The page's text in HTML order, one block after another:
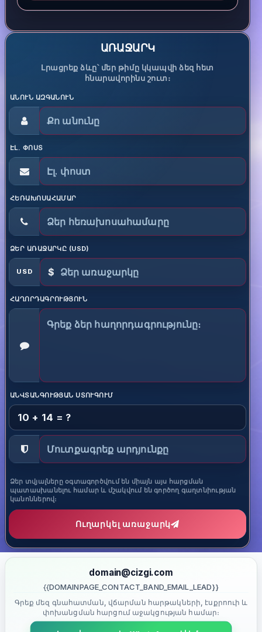
ԱՌԱՋԱՐԿ
Լրացրեք ձևը՝ մեր թիմը կկապվի ձեզ հետ
հնարավորինս շուտ։
ԱՆՈՒՆ ԱԶԳԱՆՈՒՆ
ԷԼ. ՓՈՍՏ
ՀԵՌԱԽՈՍԱՀԱՄԱՐ
ՁԵՐ ԱՌԱՋԱՐԿԸ (USD)
USD $
ՀԱՂՈՐԴԱԳՐՈՒԹՅՈՒՆ
ԱՆՎՏԱՆԳՈՒԹՅԱՆ ՍՏՈՒԳՈՒՄ
10 + 14 = ?
Ձեր տվյալները օգտագործվում են միայն այս հարցման
պատասխանելու համար և մշակվում են գործող գաղտնիության
կանոններով։
Ուղարկել առաջարկ
domain@cizgi.com
{{DOMAINPAGE_CONTACT_BAND_EMAIL_LEAD}}
Գրեք մեզ գնահատման, վճարման հարթակների, էսքրոուի և
փոխանցման հարցում աջակցության համար։